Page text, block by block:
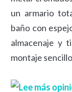
un armario
baño con
almacenaje y
montaje